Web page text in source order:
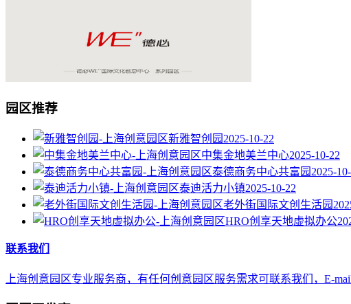
园区推荐
新雅智创园 2025-10-22
中集金地美兰中心2025-10-22
泰德商务中心共富园 2025-
泰迪活力小镇2025-10-22
老外街国际文创生活园
HRO创享天地虚拟办公
联系我们
上海创意园区专业服务商，有任何创意园区服务需求可联系我们，E-